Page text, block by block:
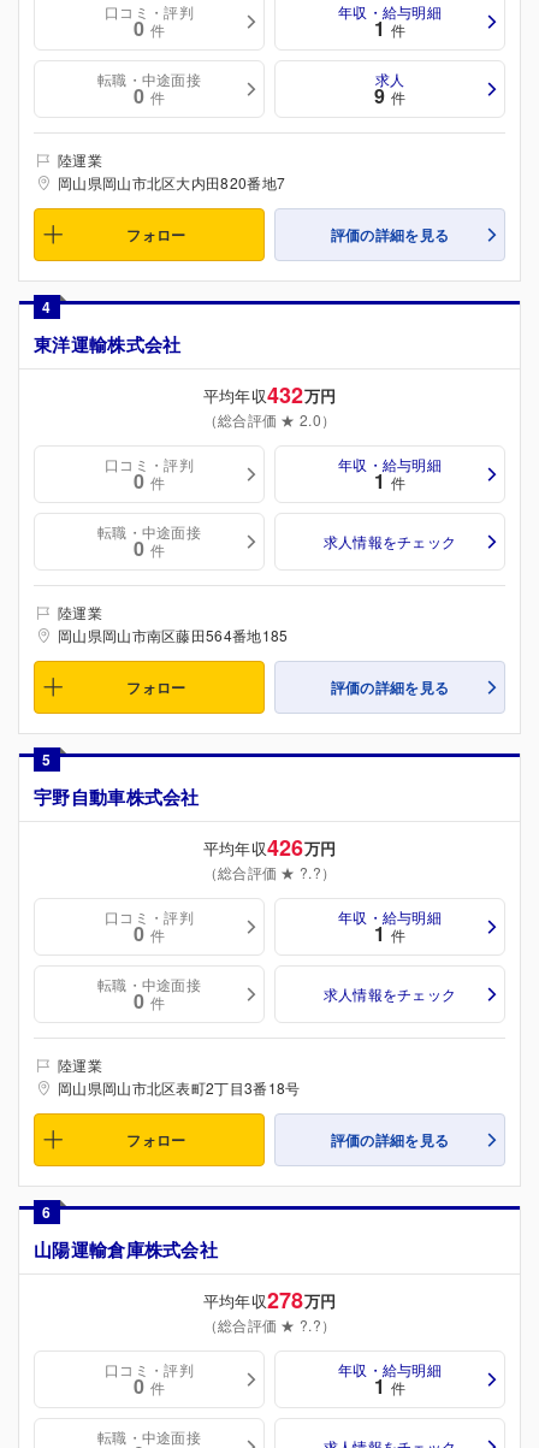
口コミ・評判
0 件
年収・給与明細
1 件
転職・中途面接
0 件
求人
9 件
陸運業
岡山県岡山市北区大内田820番地7
フォロー 評価の詳細を見る
4
東洋運輸株式会社
平均年収432万円
（総合評価 ★ 2.0）
口コミ・評判
0 件
年収・給与明細
1 件
転職・中途面接
0 件 求人情報をチェック
陸運業
岡山県岡山市南区藤田564番地185
フォロー 評価の詳細を見る
5
宇野自動車株式会社
平均年収426万円
（総合評価 ★ ?.?）
口コミ・評判
0 件
年収・給与明細
1 件
転職・中途面接
0 件 求人情報をチェック
陸運業
岡山県岡山市北区表町2丁目3番18号
フォロー 評価の詳細を見る
6
山陽運輸倉庫株式会社
平均年収278万円
（総合評価 ★ ?.?）
口コミ・評判
0 件
年収・給与明細
1 件
転職・中途面接